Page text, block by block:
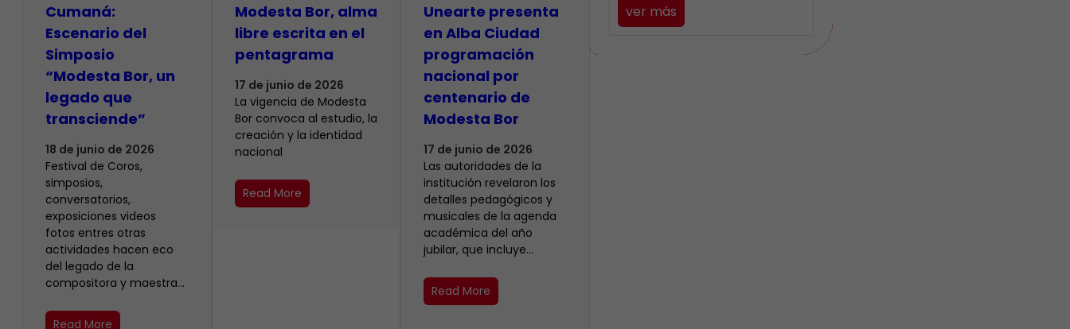
Cumaná:
Escenario del
Simposio
“Modesta Bor, un
legado que
transciende”
18 de junio de 2026
Festival de Coros,
simposios,
conversatorios,
exposiciones videos
fotos entres otras
actividades hacen eco
del legado de la
compositora y maestra…
Read More
Modesta Bor, alma
libre escrita en el
pentagrama
17 de junio de 2026
La vigencia de Modesta
Bor convoca al estudio, la
creación y la identidad
nacional
Read More
​Unearte presenta
en Alba Ciudad
programación
nacional por
centenario de
Modesta Bor
17 de junio de 2026
Las autoridades de la
institución revelaron los
detalles pedagógicos y
musicales de la agenda
académica del año
jubilar, que incluye…
Read More
ver más